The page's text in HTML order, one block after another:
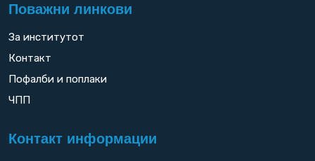
Поважни линкови
За институтот
Контакт
Пофалби и поплаки
ЧПП
Контакт информации